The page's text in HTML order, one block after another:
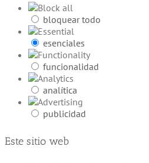
bloquear todo
esenciales
funcionalidad
analítica
publicidad
Este sitio web